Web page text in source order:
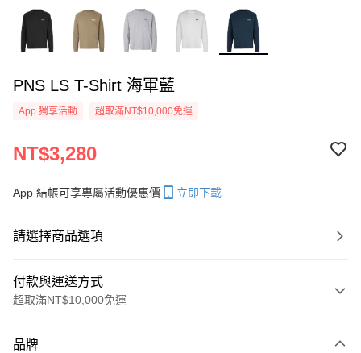
PNS LS T-Shirt 海軍藍
App 獨享活動 超取滿NT$10,000免運
NT$3,280
App 結帳可享專屬活動優惠價 立即下載
請選擇商品選項
付款與運送方式
超取滿NT$10,000免運
品牌